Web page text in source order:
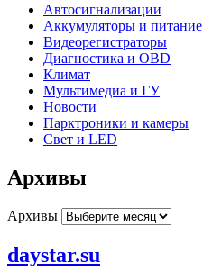
Автосигнализации
Аккумуляторы и питание
Видеорегистраторы
Диагностика и OBD
Климат
Мультимедиа и ГУ
Новости
Парктроники и камеры
Свет и LED
Архивы
Архивы
daystar.su